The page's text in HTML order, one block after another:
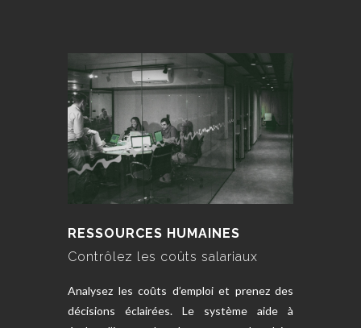
RESSOURCES HUMAINES
Contrôlez les coûts salariaux
Analysez les coûts d’emploi et prenez des
décisions éclairées. Le système aide à